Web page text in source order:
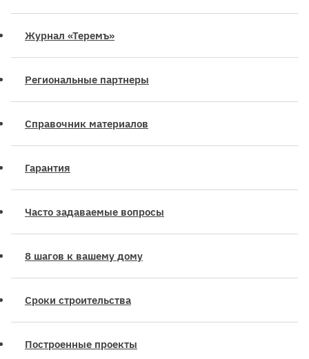
Журнал «Теремъ»
Региональные партнеры
Справочник материалов
Гарантия
Часто задаваемые вопросы
8 шагов к вашему дому
Сроки строительства
Построенные проекты